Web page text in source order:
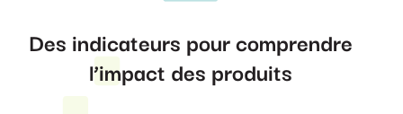
Des indicateurs pour comprendre
l’impact des produits